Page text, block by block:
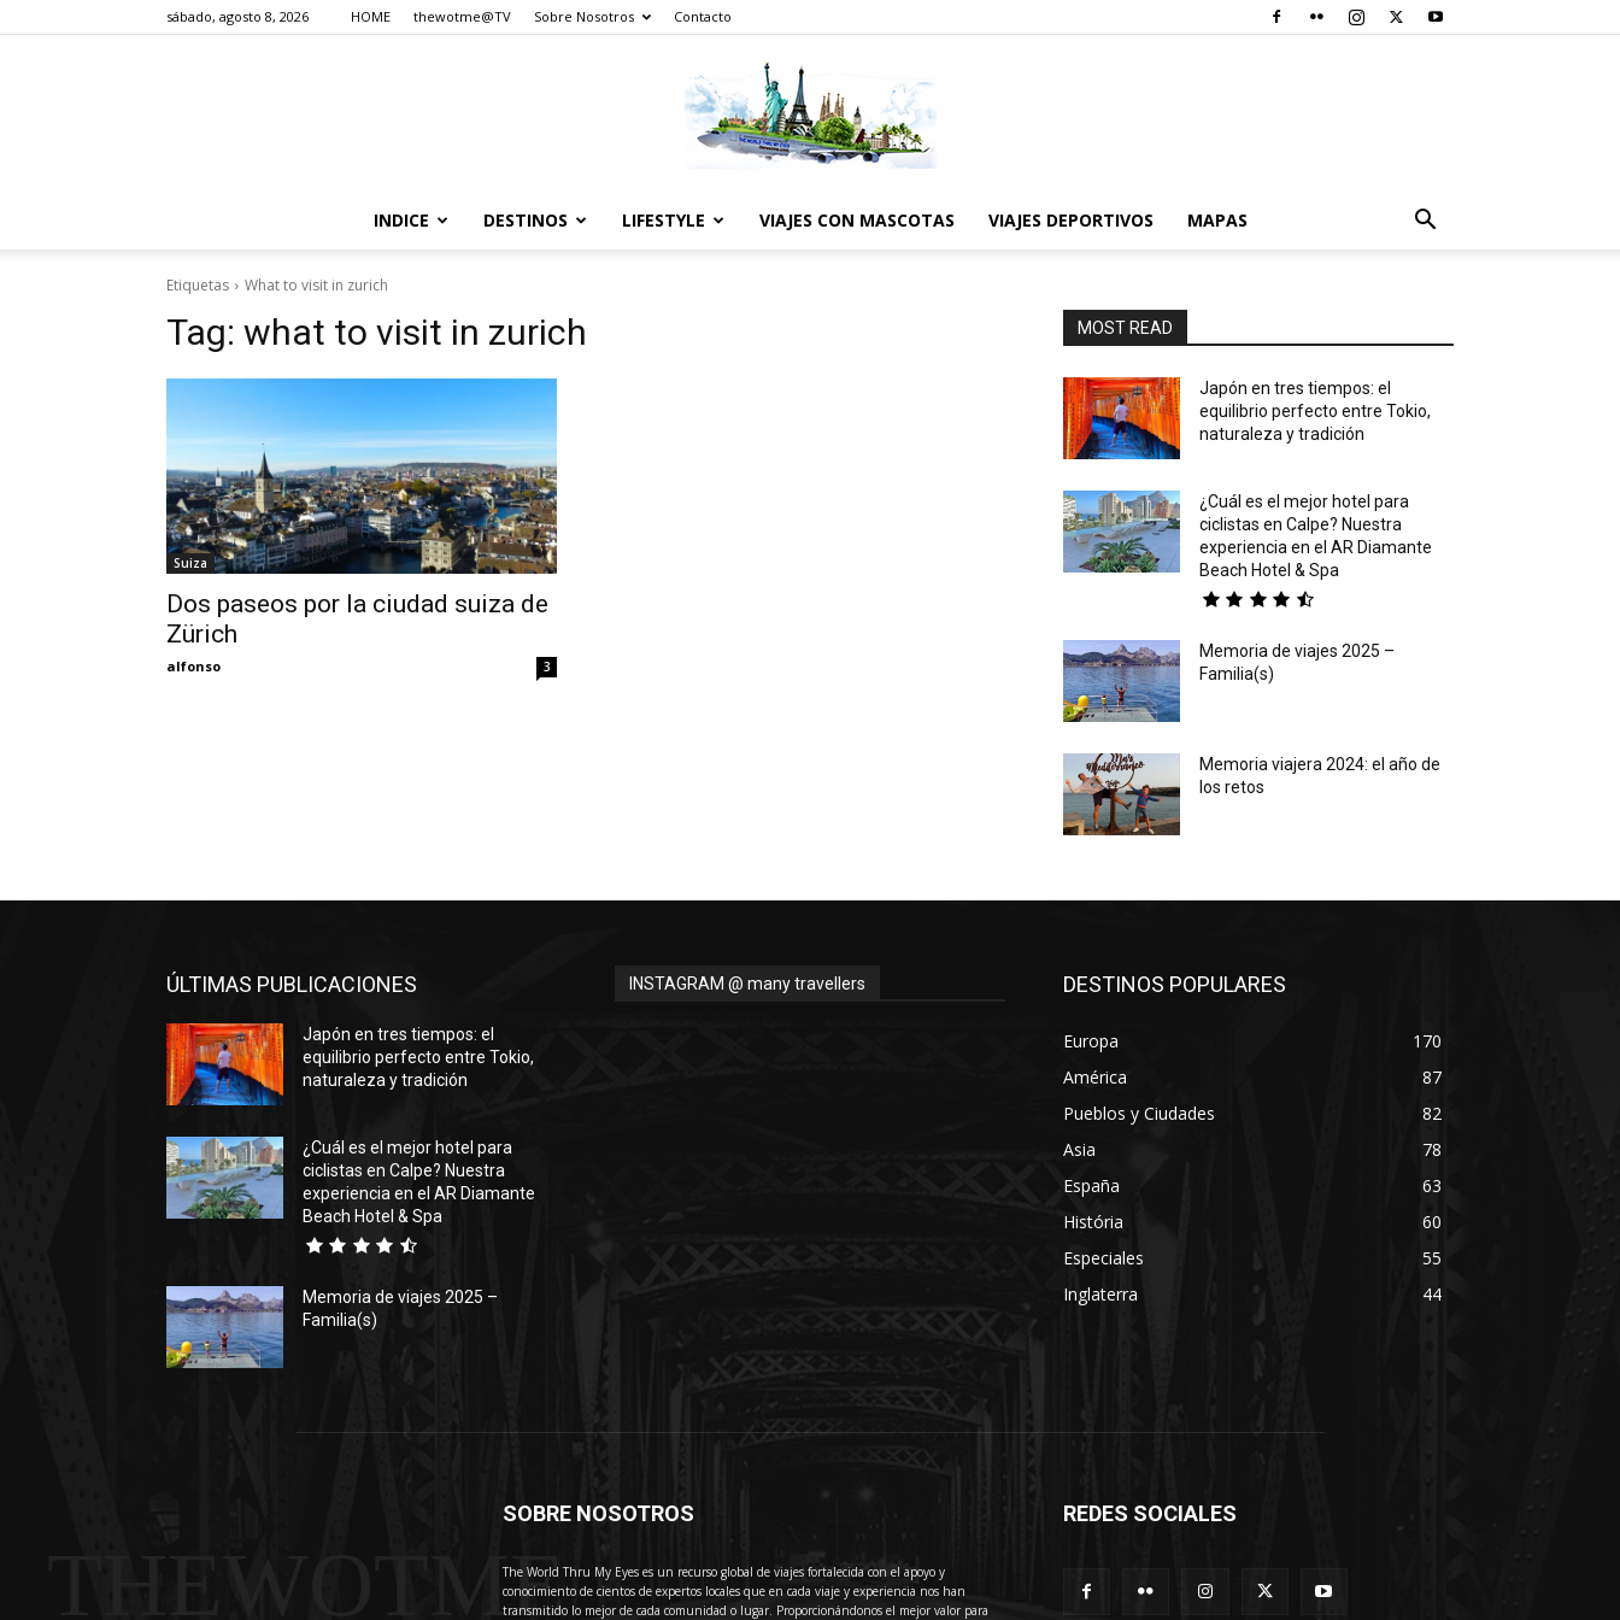
sábado, agosto 8, 2026 HOME thewotme@TV Sobre Nosotros Contacto
INDICE DESTINOS LIFESTYLE VIAJES CON MASCOTAS VIAJES DEPORTIVOS MAPAS
Etiquetas What to visit in zurich
Tag: what to visit in zurich
Suiza
Dos paseos por la ciudad suiza de
Zürich
alfonso 3
MOST READ
Japón en tres tiempos: el
equilibrio perfecto entre Tokio,
naturaleza y tradición
¿Cuál es el mejor hotel para
ciclistas en Calpe? Nuestra
experiencia en el AR Diamante
Beach Hotel & Spa
Memoria de viajes 2025 –
Familia(s)
Memoria viajera 2024: el año de
los retos
ÚLTIMAS PUBLICACIONES
Japón en tres tiempos: el
equilibrio perfecto entre Tokio,
naturaleza y tradición
¿Cuál es el mejor hotel para
ciclistas en Calpe? Nuestra
experiencia en el AR Diamante
Beach Hotel & Spa
Memoria de viajes 2025 –
Familia(s)
INSTAGRAM @ many travellers DESTINOS POPULARES
Europa
170
América
87
Pueblos y Ciudades
82
Asia
78
España
63
História
60
Especiales
55
Inglaterra
44
THEWOTME
SOBRE NOSOTROS
The World Thru My Eyes es un recurso global de viajes fortalecida con el apoyo y
conocimiento de cientos de expertos locales que en cada viaje y experiencia nos han
transmitido lo mejor de cada comunidad o lugar. Proporcionándonos el mejor valor para
REDES SOCIALES